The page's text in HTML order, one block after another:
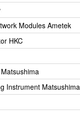
Modules Ametek
HKC
Instrument Matsushima